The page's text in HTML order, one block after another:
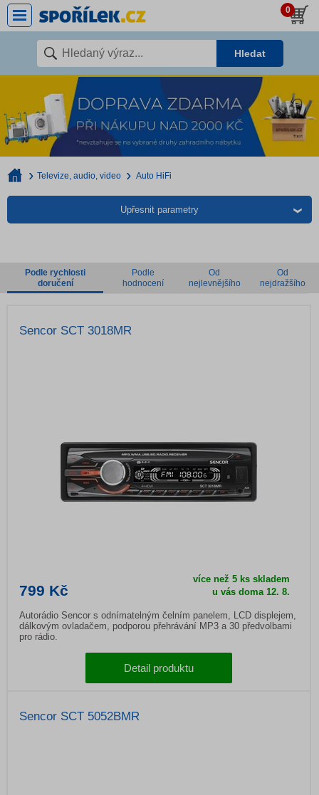
0
Hledat
Televize, audio, video Auto HiFi
Upřesnit parametry
Podle rychlosti
doručení
Podle
hodnocení
Od
nejlevnějšího
Od
nejdražšího
Sencor SCT 3018MR
799 Kč
více než 5 ks skladem
u vás doma12. 8.
Autorádio Sencor s odnímatelným čelním panelem, LCD displejem,
dálkovým ovladačem, podporou přehrávání MP3 a 30 předvolbami
pro rádio.
Detail produktu
Sencor SCT 5052BMR